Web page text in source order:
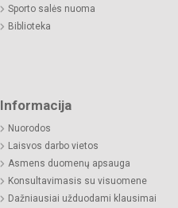
Sporto salės nuoma
Biblioteka
Informacija
Nuorodos
Laisvos darbo vietos
Asmens duomenų apsauga
Konsultavimasis su visuomene
Dažniausiai užduodami klausimai